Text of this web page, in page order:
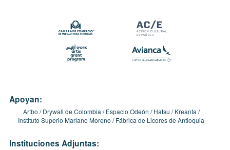
Apoyan:
Artbo Drywall de Colombia Espacio Odeón Hatsu
Kreanta
Instituto Superio Mariano Moreno
Fábrica de Licores de Antioquia
Instituciones Adjuntas: